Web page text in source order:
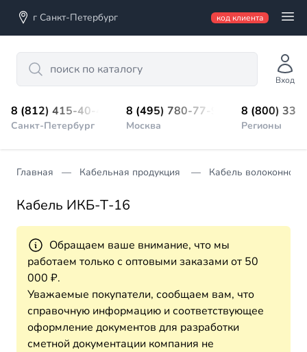
г Санкт-Петербург код клиента
Search
Вход
8 (812) 415-40-45
Санкт-Петербург
8 (495) 780-77-98
Москва
8 (800)
Регионы
Главная Кабельная продукция Кабель волоконно-
Кабель ИКБ-Т-16
Обращаем ваше внимание, что мы
работаем только с оптовыми заказами от 50
000 ₽.
Уважаемые покупатели, сообщаем вам, что
справочную информацию и соответствующее
оформление документов для разработки
сметной документации компания не